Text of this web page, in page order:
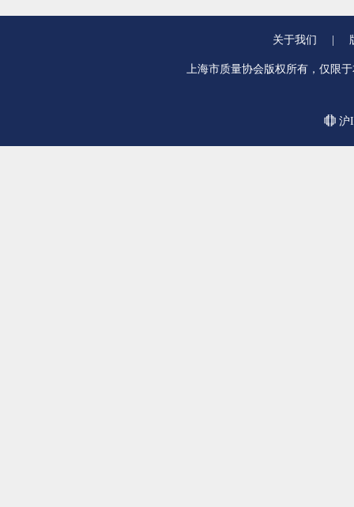
关于我们
上海市质量协会版权所有，仅限
沪